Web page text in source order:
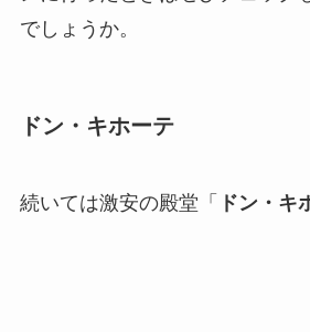
でしょうか。
ドン・キホーテ
続いては激安の殿堂「 ドン・キ